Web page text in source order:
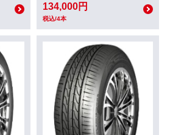
134,000円
税込/4本